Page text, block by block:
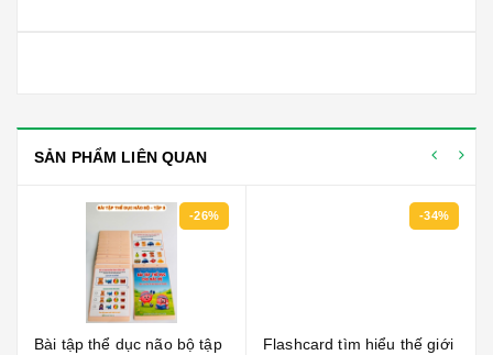
SẢN PHẨM LIÊN QUAN
-26%
Bài tập thể dục não bộ tập
-34%
Flashcard tìm hiểu thế giới